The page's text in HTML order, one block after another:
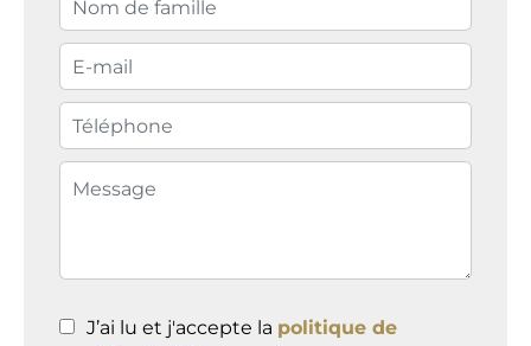
J’ai lu et j'accepte la politique de